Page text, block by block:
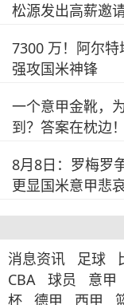
松源发出高薪邀
7300 万！阿尔
强攻国米神锋
一个意甲金靴，
到？答案在枕边！
8月8日：罗梅罗
更显国米意甲悲
消息资讯 足球
CBA
球员 意甲
杯
德甲 西甲